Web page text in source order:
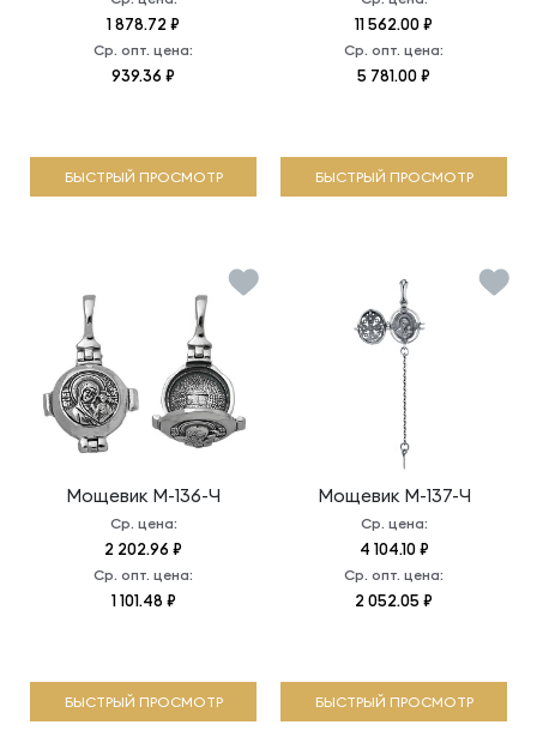
1 878.72 ₽
Ср. опт. цена:
939.36 ₽
БЫСТРЫЙ ПРОСМОТР
11 562.00 ₽
Ср. опт. цена:
5 781.00 ₽
БЫСТРЫЙ ПРОСМОТР
Мощевик М-136-Ч
Ср. цена:
2 202.96 ₽
Ср. опт. цена:
1 101.48 ₽
БЫСТРЫЙ ПРОСМОТР
Мощевик М-137-Ч
Ср. цена:
4 104.10 ₽
Ср. опт. цена:
2 052.05 ₽
БЫСТРЫЙ ПРОСМОТР